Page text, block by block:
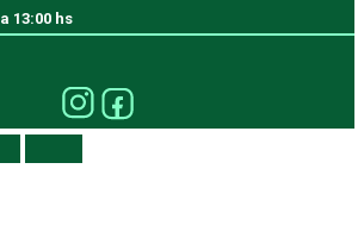
13:00 hs